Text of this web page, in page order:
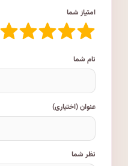
امتیاز شما
نام شما
عنوان (اختیاری)
نظر شما